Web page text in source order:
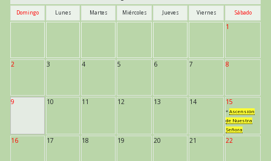
Domingo Lunes Martes Miércoles Jueves Viernes Sábado
1
2 3 4 5 6 7 8
9 10 11 12 13 14 15
* Ascensión
de Nuestra
Señora
16 17 18 19 20 21 22